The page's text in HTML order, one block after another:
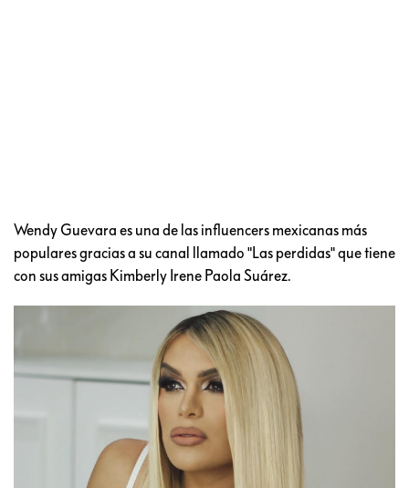
Wendy Guevara es una de las influencers mexicanas más
populares gracias a su canal llamado "Las perdidas" que tiene
con sus amigas Kimberly Irene Paola Suárez.